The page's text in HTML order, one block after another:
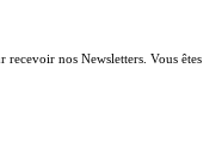
recevoir nos Newsletters. Vous êtes